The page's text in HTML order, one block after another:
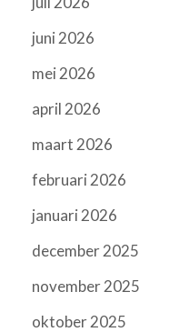
juni 2026
mei 2026
april 2026
maart 2026
februari 2026
januari 2026
december 2025
november 2025
oktober 2025